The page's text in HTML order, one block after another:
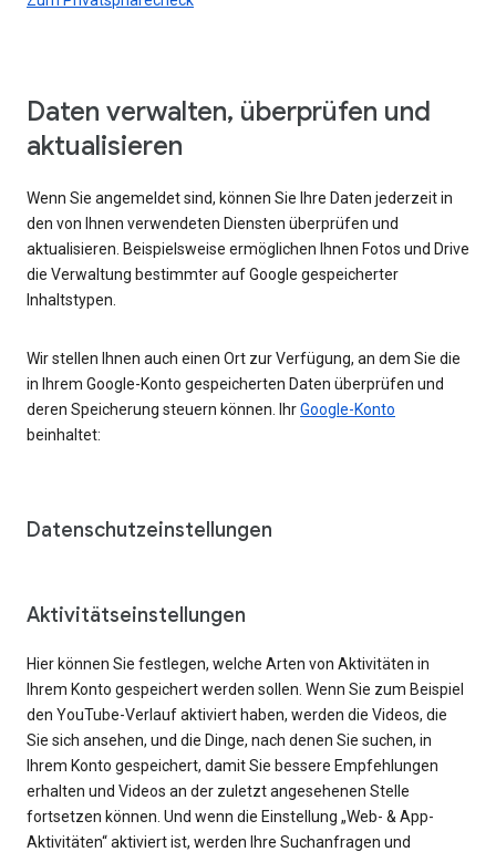
Daten verwalten, überprüfen und
aktualisieren
Wenn Sie angemeldet sind, können Sie Ihre Daten jederzeit in
den von Ihnen verwendeten Diensten überprüfen und
aktualisieren. Beispielsweise ermöglichen Ihnen Fotos und Drive
die Verwaltung bestimmter auf Google gespeicherter
Inhaltstypen.
Wir stellen Ihnen auch einen Ort zur Verfügung, an dem Sie die
in Ihrem Google-Konto gespeicherten Daten überprüfen und
deren Speicherung steuern können. IhrGoogle-Konto
beinhaltet:
Datenschutzeinstellungen
Aktivitätseinstellungen
Hier können Sie festlegen, welche Arten von Aktivitäten in
Ihrem Konto gespeichert werden sollen. Wenn Sie zum Beispiel
den YouTube-Verlauf aktiviert haben, werden die Videos, die
Sie sich ansehen, und die Dinge, nach denen Sie suchen, in
Ihrem Konto gespeichert, damit Sie bessere Empfehlungen
erhalten und Videos an der zuletzt angesehenen Stelle
fortsetzen können. Und wenn die Einstellung „Web- & App-
Aktivitäten“ aktiviert ist, werden Ihre Suchanfragen und